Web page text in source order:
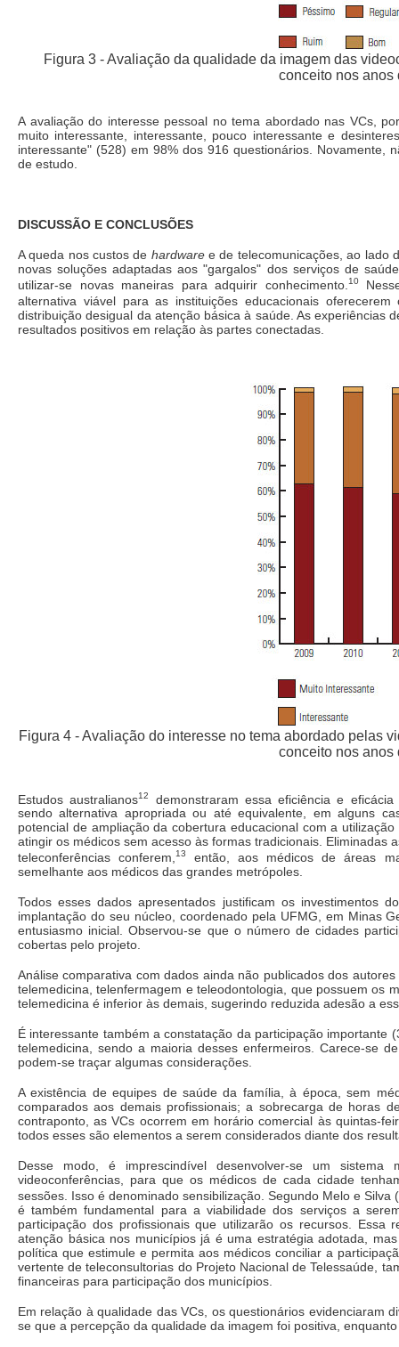
Figura 3 - Avaliação da qualidade da imagem das
conceito nos anos
A avaliação do interesse pessoal no tema abordado nas VCs,
muito interessante, interessante, pouco interessante e
interessante" (528) em 98% dos 916 questionários. Novamente,
de estudo.
DISCUSSÃO E CONCLUSÕES
A queda nos custos de hardwaree de telecomunicações, ao lado
novas soluções adaptadas aos "gargalos" dos serviços de
utilizar-se novas maneiras para adquirir conhecimento. 10
alternativa viável para as instituições educacionais
distribuição desigual da atenção básica à saúde. As experiências
resultados positivos em relação às partes conectadas.
Figura 4 - Avaliação do interesse no tema abordado pelas
conceito nos anos
Estudos australianos12
demonstraram essa eficiência e
sendo alternativa apropriada ou até equivalente, em alguns
potencial de ampliação da cobertura educacional com a
atingir os médicos sem acesso às formas tradicionais.
teleconferências conferem,13
então, aos médicos de áreas
semelhante aos médicos das grandes metrópoles.
Todos esses dados apresentados justificam os investimentos
implantação do seu núcleo, coordenado pela UFMG, em Minas
entusiasmo inicial. Observou-se que o número de cidades
cobertas pelo projeto.
Análise comparativa com dados ainda não publicados dos
telemedicina, telenfermagem e teleodontologia, que possuem os
telemedicina é inferior às demais, sugerindo reduzida adesão a
É interessante também a constatação da participação
telemedicina, sendo a maioria desses enfermeiros. Carece-se
podem-se traçar algumas considerações.
A existência de equipes de saúde da família, à época, sem
comparados aos demais profissionais; a sobrecarga de horas
contraponto, as VCs ocorrem em horário comercial às quintas-
todos esses são elementos a serem considerados diante dos
Desse modo, é imprescindível desenvolver-se um
videoconferências, para que os médicos de cada cidade
sessões. Isso é denominado sensibilização. Segundo Melo e Silva
é também fundamental para a viabilidade dos serviços a
participação dos profissionais que utilizarão os recursos. Essa
atenção básica nos municípios já é uma estratégia adotada,
política que estimule e permita aos médicos conciliar a
vertente de teleconsultorias do Projeto Nacional de Telessaúde,
financeiras para participação dos municípios.
Em relação à qualidade das VCs, os questionários evidenciaram
se que a percepção da qualidade da imagem foi positiva,